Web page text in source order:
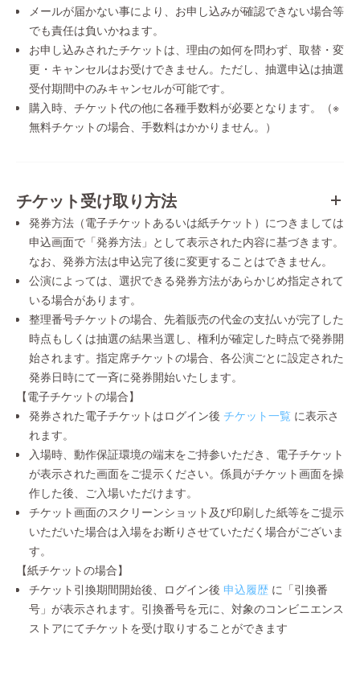
メールが届かない事により、お申し込みが確認できない場合等
でも責任は負いかねます。
お申し込みされたチケットは、理由の如何を問わず、取替・変
更・キャンセルはお受けできません。ただし、抽選申込は抽選
受付期間中のみキャンセルが可能です。
購入時、チケット代の他に各種手数料が必要となります。（※
無料チケットの場合、手数料はかかりません。）
チケット受け取り方法
発券方法（電子チケットあるいは紙チケット）につきましては
申込画面で「発券方法」として表示された内容に基づきます。
なお、発券方法は申込完了後に変更することはできません。
公演によっては、選択できる発券方法があらかじめ指定されて
いる場合があります。
整理番号チケットの場合、先着販売の代金の支払いが完了した
時点もしくは抽選の結果当選し、権利が確定した時点で発券開
始されます。指定席チケットの場合、各公演ごとに設定された
発券日時にて一斉に発券開始いたします。
【電子チケットの場合】
発券された電子チケットはログイン後 チケット一覧 に表示さ
れます。
入場時、動作保証環境の端末をご持参いただき、電子チケット
が表示された画面をご提示ください。係員がチケット画面を操
作した後、ご入場いただけます。
チケット画面のスクリーンショット及び印刷した紙等をご提示
いただいた場合は入場をお断りさせていただく場合がございま
す。
【紙チケットの場合】
チケット引換期間開始後、ログイン後 申込履歴 に「引換番
号」が表示されます。引換番号を元に、対象のコンビニエンス
ストアにてチケットを受け取りすることができます